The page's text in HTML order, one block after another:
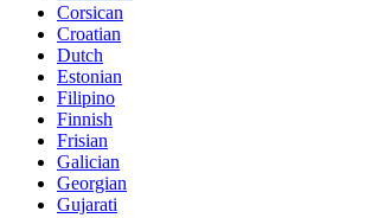
Corsican
Croatian
Dutch
Estonian
Filipino
Finnish
Frisian
Galician
Georgian
Gujarati